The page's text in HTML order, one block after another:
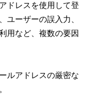
ドレスを使用して登
ユーザーの誤入力、
用など、複数の要因
ルアドレスの厳密な